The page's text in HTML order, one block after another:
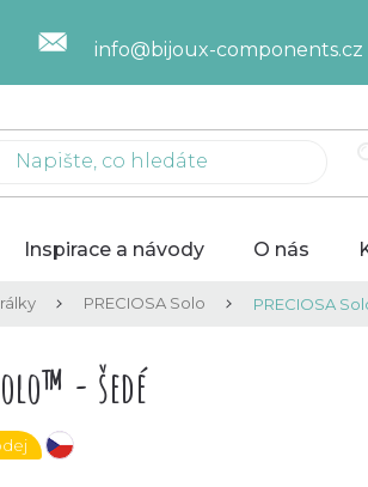
info@bijoux-components.cz
Inspirace a návody O nás
PRECIOSA Solo PRECIOSA
- šedé